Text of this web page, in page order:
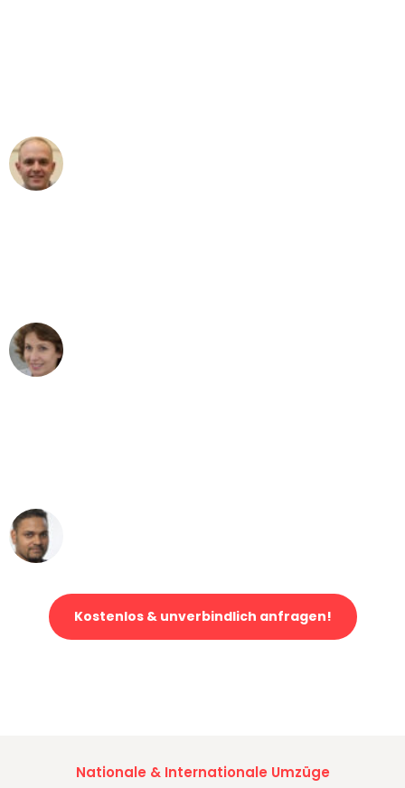
Kostenlos & unverbindlich anfragen!
Nationale & Internationale Umzüge